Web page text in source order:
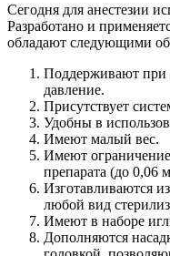
Сегодня для анестезии
Разработано и
обладают следующими
Поддерживают при
давление.
Присутствует
Удобны в
Имеют малый вес.
Имеют
препарата (до 0,06
Изготавливаются
любой вид
Имеют в наборе
Дополняются